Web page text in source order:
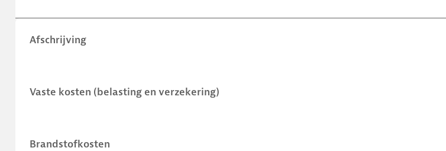
Afschrijving
Vaste kosten (belasting en verzekering)
Brandstofkosten